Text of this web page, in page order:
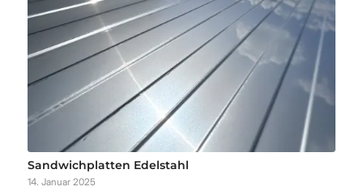
Sandwichplatten Edelstahl
14. Januar 2025